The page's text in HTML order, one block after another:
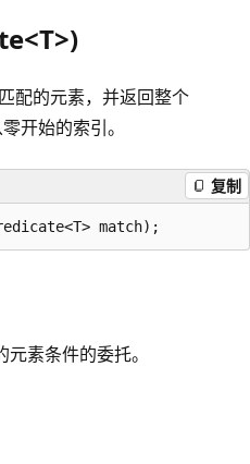
配的元素，并返回整个
开始的索引。
复制
match);
元素条件的委托。